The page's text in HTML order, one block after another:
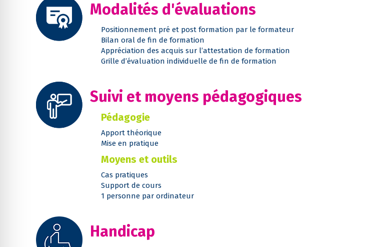
Modalités d'évaluations
Positionnement pré et post formation par le formateur
Bilan oral de fin de formation
Appréciation des acquis sur l’attestation de formation
Grille d’évaluation individuelle de fin de formation
Suivi et moyens pédagogiques
Pédagogie
Apport théorique
Mise en pratique
Moyens et outils
Cas pratiques
Support de cours
1 personne par ordinateur
Handicap